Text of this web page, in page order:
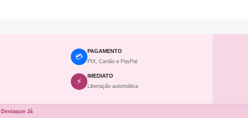
💳
PAGAMENTO
PIX, Cartão e PayPal
⚡
IMEDIATO
Liberação automática
Destaque Já